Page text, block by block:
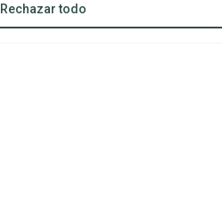
Rechazar todo